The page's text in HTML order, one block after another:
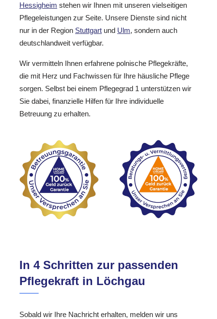
Hessigheim stehen wir Ihnen mit unseren vielseitigen
Pflegeleistungen zur Seite. Unsere Dienste sind nicht
nur in der Region Stuttgart und Ulm, sondern auch
deutschlandweit verfügbar.
Wir vermitteln Ihnen erfahrene polnische Pflegekräfte,
die mit Herz und Fachwissen für Ihre häusliche Pflege
sorgen. Selbst bei einem Pflegegrad 1 unterstützen wir
Sie dabei, finanzielle Hilfen für Ihre individuelle
Betreuung zu erhalten.
In 4 Schritten zur passenden
Pflegekraft in Löchgau
Sobald wir Ihre Nachricht erhalten, melden wir uns